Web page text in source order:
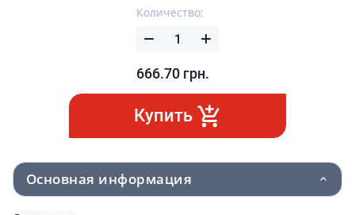
Количество:
666.70 грн.
Купить
Основная информация